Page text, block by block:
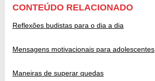
CONTEÚDO RELACIONADO
Reflexões budistas para o dia a dia
Mensagens motivacionais para adolescentes
Maneiras de superar quedas